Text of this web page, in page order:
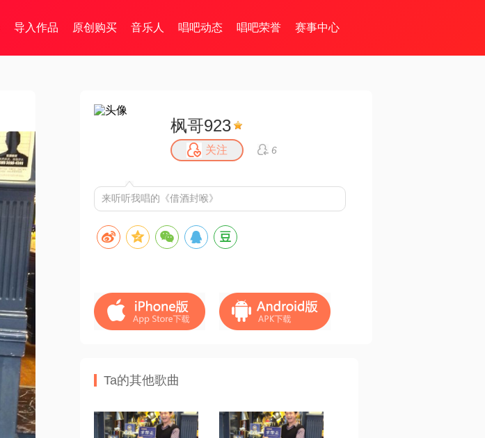
导入作品 原创购买 音乐人 唱吧动态 唱吧荣誉 赛事中心
枫哥923
关注 6
来听听我唱的《借酒封喉》
Ta的其他歌曲